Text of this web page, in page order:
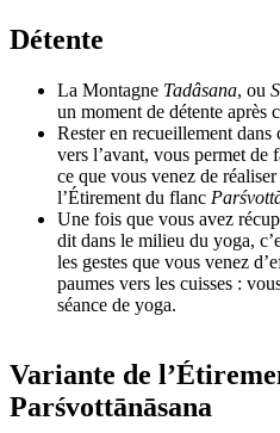
Détente
La Montagne Tadâsana, ou
un moment de détente après
Rester en recueillement dans
vers l’avant, vous permet
ce que vous venez de
l’Étirement du flanc
Une fois que vous avez
dit dans le milieu du yoga,
les gestes que vous venez
paumes vers les cuisses :
séance de yoga.
Variante de
Parśvottānāsana